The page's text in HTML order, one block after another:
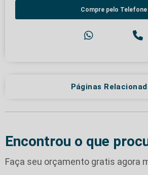
Compre pelo Telefone
Páginas
Encontrou o que
Faça seu orçamento gratis agora